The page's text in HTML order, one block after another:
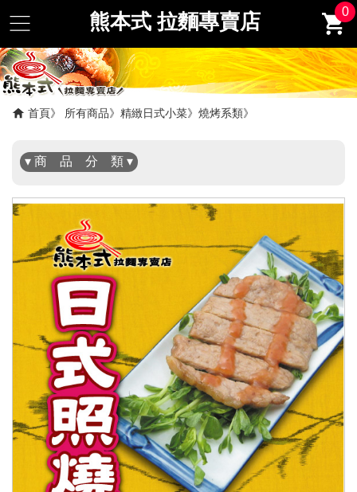
熊本式 拉麵專賣店 0
首頁 所有商品 精緻日式小菜 燒烤系類
▾ 商 品 分 類 ▾
✖